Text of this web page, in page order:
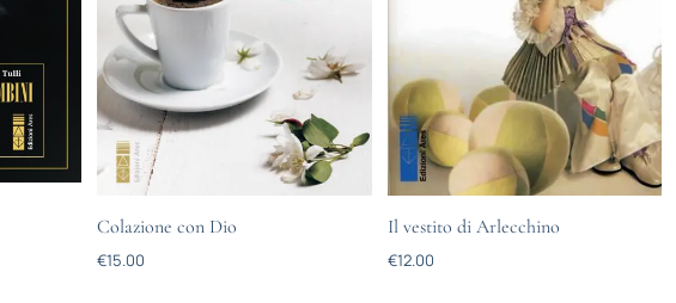
Colazione con Dio
€15.00
Il vestito di Arlecchino
€12.00